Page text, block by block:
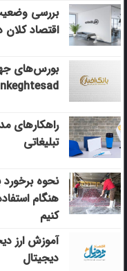
بررسی
اقتصاد کلان
بورس‌های
راهکارهای
تبلیغاتی
نحوه برخورد
هنگام
کنیم
آموزش ارز
دیجیتال